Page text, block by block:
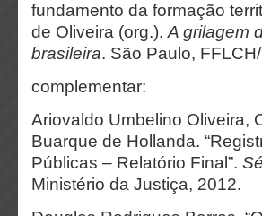
fundamento da formação
de Oliveira (org.). A grilagem
brasileira. São Paulo,
complementar:
Ariovaldo Umbelino Oliveira,
Buarque de Hollanda.
Públicas – Relatório Final”.
Ministério da Justiça, 2012.